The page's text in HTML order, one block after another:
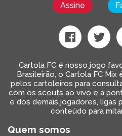
Assine
Cartola FC é nosso jogo
Brasileirão, o Cartola FC
pelos cartoleiros para
com os scouts ao vivo e a
e dos demais jogadores, ligas
conteúdo para
Quem somos